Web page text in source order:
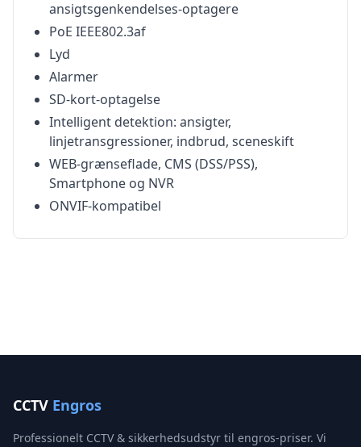
ansigtsgenkendelses-optagere
PoE IEEE802.3af
Lyd
Alarmer
SD-kort-optagelse
Intelligent detektion: ansigter,
linjetransgressioner, indbrud, sceneskift
WEB-grænseflade, CMS (DSS/PSS),
Smartphone og NVR
ONVIF-kompatibel
CCTV Engros
Professionelt CCTV & sikkerhedsudstyr til engros-priser. Vi